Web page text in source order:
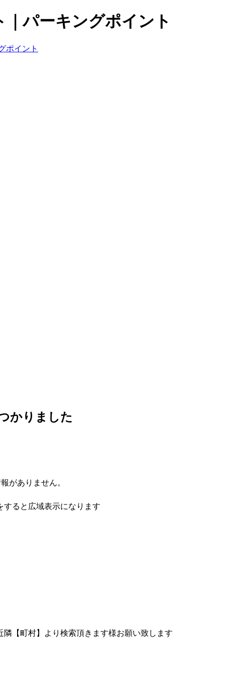
パーキングポイント
ポイント
かりました
がありません。
ると広域表示になります
【町村】より検索頂きます様お願い致します